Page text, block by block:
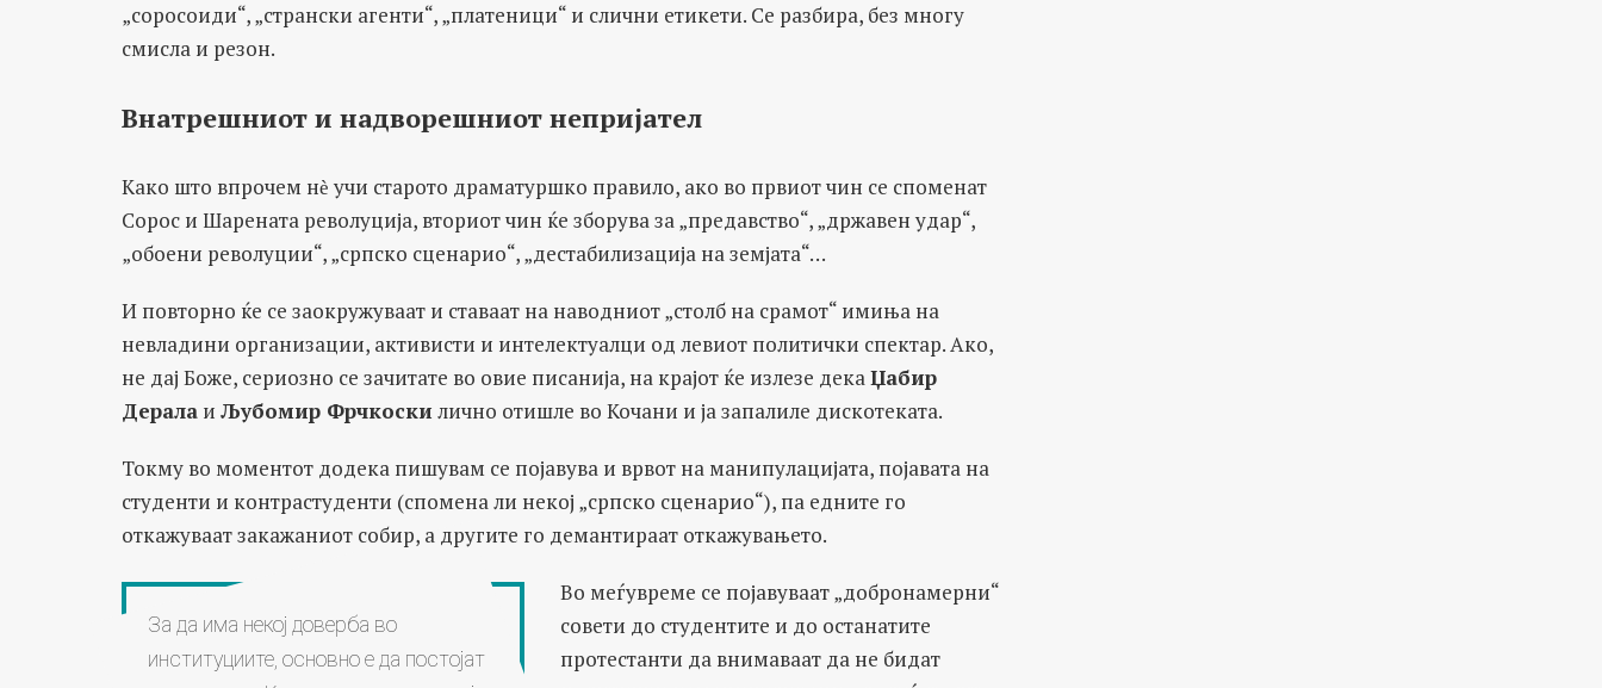
„соросоиди“, „странски агенти“, „платеници“ и слични етикети. Се разбира, без многу
смисла и резон.
Внатрешниот и надворешниот непријател
Како што впрочем нѐ учи старото драматуршко правило, ако во првиот чин се споменат
Сорос и Шарената револуција, вториот чин ќе зборува за „предавство“, „државен удар“,
„обоени револуции“, „српско сценарио“, „дестабилизација на земјата“…
И повторно ќе се заокружуваат и ставаат на наводниот „столб на срамот“ имиња на
невладини организации, активисти и интелектуалци од левиот политички спектар. Ако,
не дај Боже, сериозно се зачитате во овие писанија, на крајот ќе излезе декаЏабир
Дерала и Љубомир Фрчкоски лично отишле во Кочани и ја запалиле дискотеката.
Токму во моментот додека пишувам се појавува и врвот на манипулацијата, појавата на
студенти и контрастуденти (спомена ли некој „српско сценарио“), па едните го
откажуваат закажаниот собир, а другите го демантираат откажувањето.
За да има некој доверба во
институциите, основно е да постојат
Во меѓувреме се појавуваат „добронамерни“
совети до студентите и до останатите
протестанти да внимаваат да не бидат